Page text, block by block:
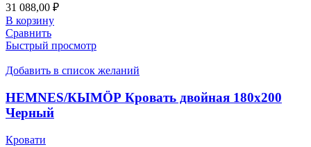
31 088,00 ₽
В корзину
Сравнить
Быстрый просмотр
Добавить в список желаний
HEMNES/КЫМӦР Кровать двойная 180х200
Черный
Кровати